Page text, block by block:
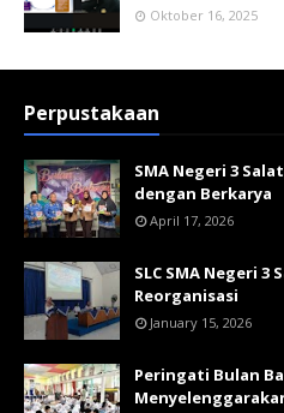
Oktober 16, 2025
Perpustakaan
SMA Negeri 3
dengan Berkarya
April 17, 2026
SLC SMA Negeri
Reorganisasi
January 15, 2026
Peringati Bulan